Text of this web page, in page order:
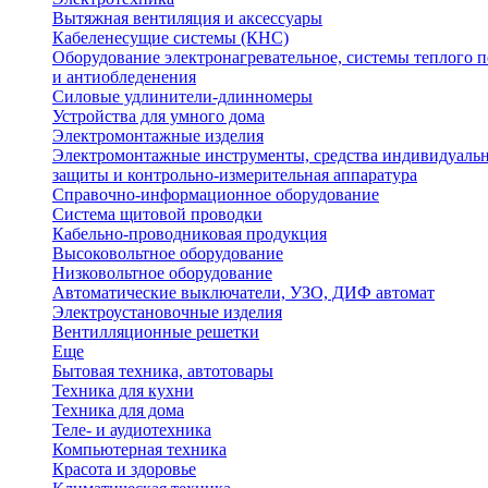
Вытяжная вентиляция и аксессуары
Кабеленесущие системы (КНС)
Оборудование электронагревательное, системы теплого
и антиобледенения
Силовые удлинители-длинномеры
Устройства для умного дома
Электромонтажные изделия
Электромонтажные инструменты, средства
защиты и контрольно-измерительная аппаратура
Справочно-информационное оборудование
Система щитовой проводки
Кабельно-проводниковая продукция
Высоковольтное оборудование
Низковольтное оборудование
Автоматические выключатели, УЗО, ДИФ автомат
Электроустановочные изделия
Вентилляционные решетки
Еще
Бытовая техника, автотовары
Техника для кухни
Техника для дома
Теле- и аудиотехника
Компьютерная техника
Красота и здоровье